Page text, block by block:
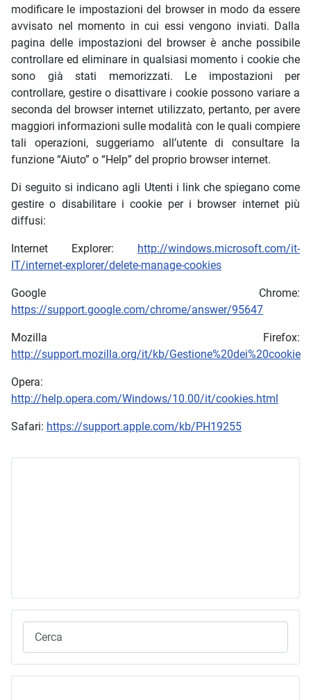
modificare le impostazioni del browser in modo da essere
avvisato nel momento in cui essi vengono inviati. Dalla
pagina delle impostazioni del browser è anche possibile
controllare ed eliminare in qualsiasi momento i cookie che
sono già stati memorizzati. Le impostazioni per
controllare, gestire o disattivare i cookie possono variare a
seconda del browser internet utilizzato, pertanto, per avere
maggiori informazioni sulle modalità con le quali compiere
tali operazioni, suggeriamo all’utente di consultare la
funzione “Aiuto” o “Help” del proprio browser internet.
Di seguito si indicano agli Utenti i link che spiegano come
gestire o disabilitare i cookie per i browser internet più
diffusi:
Internet Explorer: http://windows.microsoft.com/it-
IT/internet-explorer/delete-manage-cookies
Google Chrome:
https://support.google.com/chrome/answer/95647
Mozilla Firefox:
http://support.mozilla.org/it/kb/Gestione%20dei%20cookie
Opera:
http://help.opera.com/Windows/10.00/it/cookies.html
Safari: https://support.apple.com/kb/PH19255